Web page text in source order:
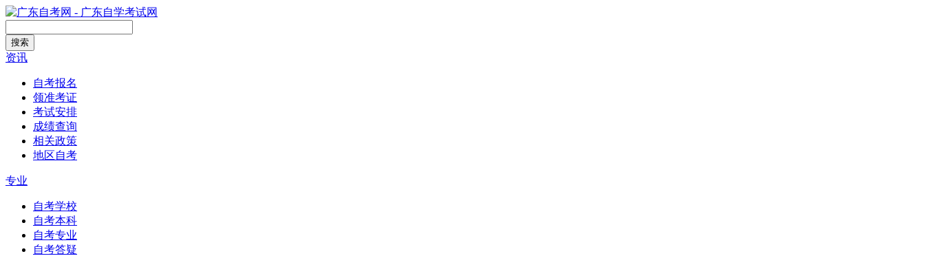
搜索
资讯
自考报名
领准考证
考试安排
成绩查询
相关政策
地区自考
专业
自考学校
自考本科
自考专业
自考答疑